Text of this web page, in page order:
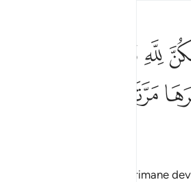
صالحا نوتها اجرها مرتين واعتدنا
وَتَعْمَلْ صَـٰلِحًۭا نُّؤْتِهَآ أَجْرَهَا مَرَّتَيْنِ
ﱅﱆ
ﱋ
Mentre a quella di voi che rimane